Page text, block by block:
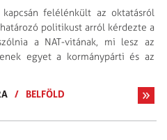
felélénkült az oktatásról
politikust arról kérdezte a
a NAT-vitának, mi lesz az
egyet a kormánypárti és az
/ BELFÖLD